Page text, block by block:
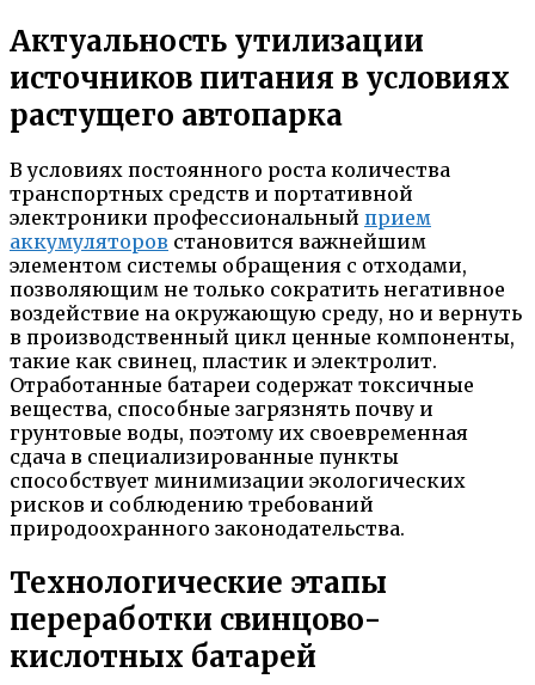
Актуальность утилизации
источников питания в условиях
растущего автопарка
В условиях постоянного роста количества
транспортных средств и портативной
электроники профессиональный прием
аккумуляторов становится важнейшим
элементом системы обращения с отходами,
позволяющим не только сократить негативное
воздействие на окружающую среду, но и вернуть
в производственный цикл ценные компоненты,
такие как свинец, пластик и электролит.
Отработанные батареи содержат токсичные
вещества, способные загрязнять почву и
грунтовые воды, поэтому их своевременная
сдача в специализированные пункты
способствует минимизации экологических
рисков и соблюдению требований
природоохранного законодательства.
Технологические этапы
переработки свинцово-
кислотных батарей